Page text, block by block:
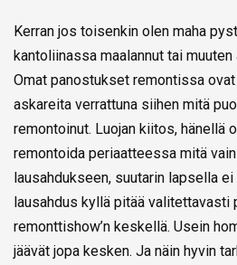
Kerran jos toisenkin olen maha
kantoliinassa maalannut tai
Omat panostukset remontissa
askareita verrattuna siihen mitä
remontoinut. Luojan kiitos, hänellä
remontoida periaatteessa mitä
lausahdukseen, suutarin lapsella
lausahdus kyllä pitää valitettavasti
remonttishow’n keskellä. Usein
jäävät jopa kesken. Ja näin hyvin